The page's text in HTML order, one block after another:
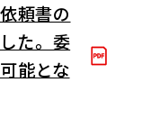
頼書の
た。委
能とな